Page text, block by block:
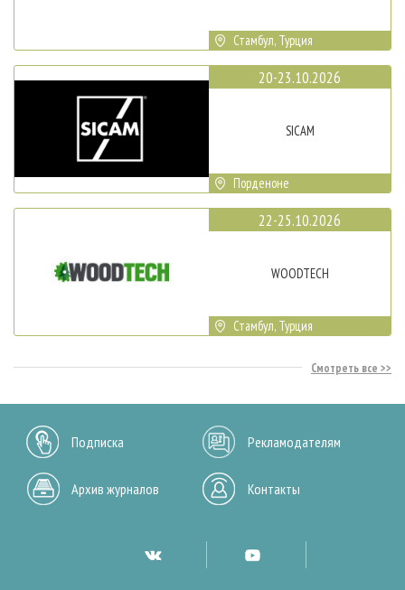
Стамбул, Турция
20-23.10.2026
SICAM
Порденоне
22-25.10.2026
WOODTECH
Стамбул, Турция
Смотреть все
Подписка Рекламодателям
Архив журналов Контакты